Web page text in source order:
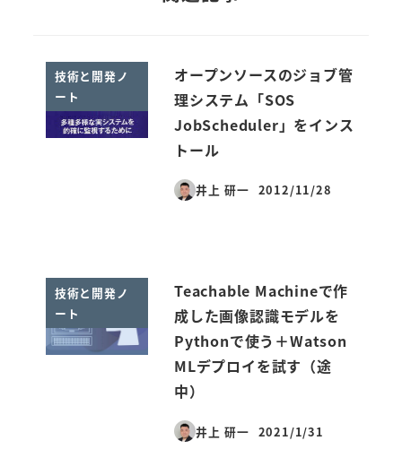
技術と開発ノ
ート
オープンソースのジョブ管
理システム「SOS
JobScheduler」をインス
トール
井上 研一
投稿日
2012/11/28
技術と開発ノ
ート
Teachable Machineで作
成した画像認識モデルを
Pythonで使う＋Watson
MLデプロイを試す（途
中）
井上 研一
投稿日
2021/1/31